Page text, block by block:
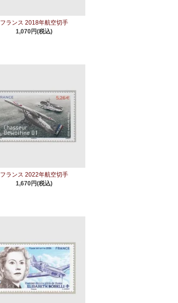
フランス 2018年航空切手
1,070円(税込)
フランス 2022年航空切手
1,670円(税込)